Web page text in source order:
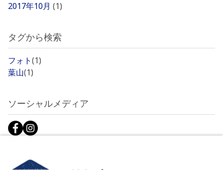
2017年10月 (1)
タグから検索
フォト(1)
葉山(1)
ソーシャルメディア